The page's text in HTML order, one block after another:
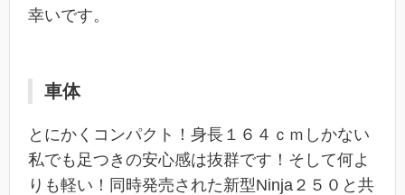
幸いです。
車体
とにかくコンパクト！身長１６４ｃｍしかない
私でも足つきの安心感は抜群です！そして何よ
りも軽い！同時発売された新型Ninja２５０と共